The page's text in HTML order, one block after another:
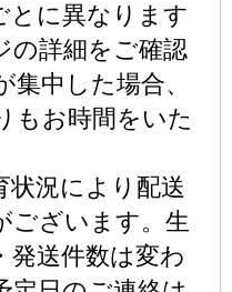
とに異なります
の詳細をご確認
集中した場合、
もお時間をいた
状況により配送
ございます。生
発送件数は変わ